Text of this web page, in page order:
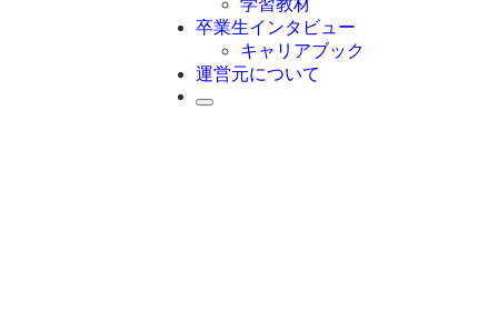
学習教材
卒業生インタビュー
キャリアブック
運営元について